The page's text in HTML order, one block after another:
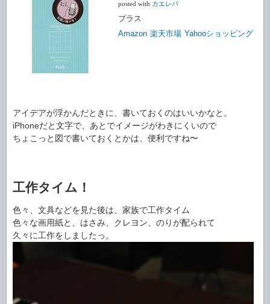
posted with カエレバ
プラス
Amazon 楽天市場 Yahooショッピング
アイデアが浮かんだときに、書いておくのはいいかなと。
iPhoneだと文字で、あとでイメージがわきにくいので
ちょこっと図で書いておくとかは、便利ですね〜
工作タイム！
色々、文具などを見た後は、家族で工作タイム
色々な画用紙と、はさみ、クレヨン、のりが配られて
久々に工作をしましたっ。